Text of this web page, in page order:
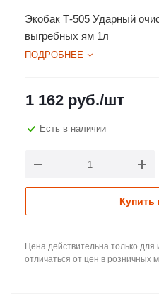
Экобак Т-505 Ударный
выгребных ям 1л
ПОДРОБНЕЕ
1 162 руб./шт
Есть в наличии
Купить
Цена действительна только
отличаться от цен в розничных